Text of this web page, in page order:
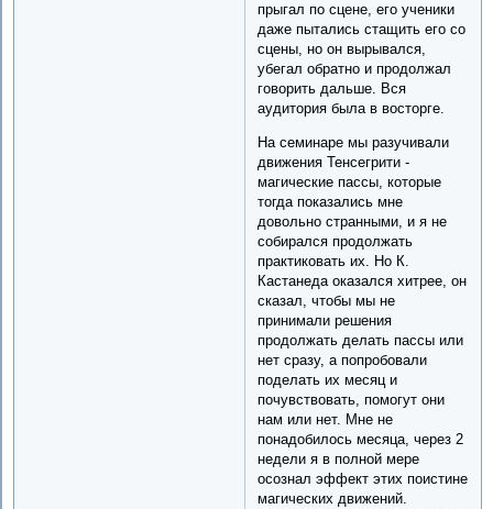
прыгал по сцене, его ученики
даже пытались стащить его со
сцены, но он вырывался,
убегал обратно и продолжал
говорить дальше. Вся
аудитория была в восторге.
На семинаре мы разучивали
движения Тенсегрити -
магические пассы, которые
тогда показались мне
довольно странными, и я не
собирался продолжать
практиковать их. Но К.
Кастанеда оказался хитрее, он
сказал, чтобы мы не
принимали решения
продолжать делать пассы или
нет сразу, а попробовали
поделать их месяц и
почувствовать, помогут они
нам или нет. Мне не
понадобилось месяца, через 2
недели я в полной мере
осознал эффект этих поистине
магических движений.